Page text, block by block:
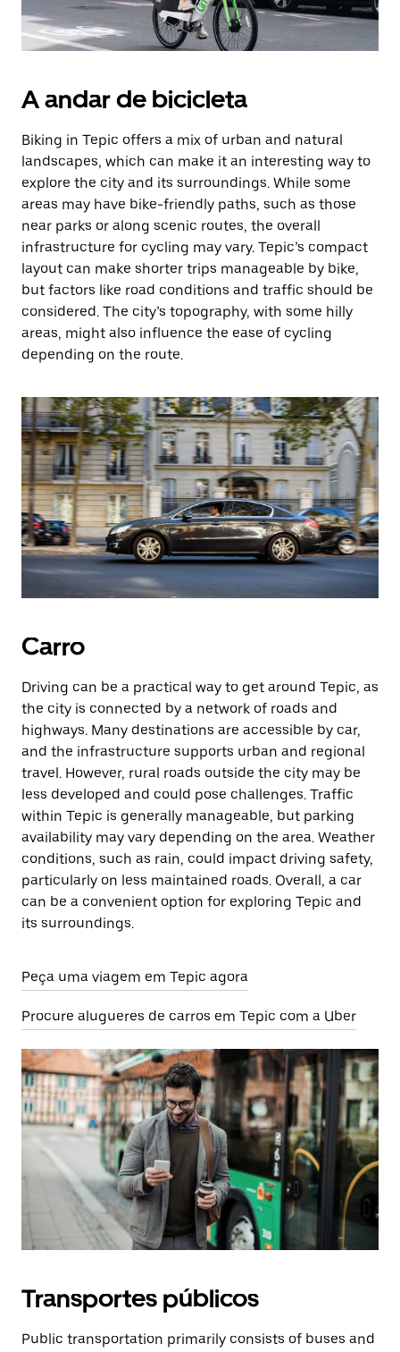
A andar de bicicleta
Biking in Tepic offers a mix of urban and natural
landscapes, which can make it an interesting way to
explore the city and its surroundings. While some
areas may have bike-friendly paths, such as those
near parks or along scenic routes, the overall
infrastructure for cycling may vary. Tepic’s compact
layout can make shorter trips manageable by bike,
but factors like road conditions and traffic should be
considered. The city’s topography, with some hilly
areas, might also influence the ease of cycling
depending on the route.
Carro
Driving can be a practical way to get around Tepic, as
the city is connected by a network of roads and
highways. Many destinations are accessible by car,
and the infrastructure supports urban and regional
travel. However, rural roads outside the city may be
less developed and could pose challenges. Traffic
within Tepic is generally manageable, but parking
availability may vary depending on the area. Weather
conditions, such as rain, could impact driving safety,
particularly on less maintained roads. Overall, a car
can be a convenient option for exploring Tepic and
its surroundings.
Peça uma viagem em Tepic agora
Procure alugueres de carros em Tepic com a Uber
Transportes públicos
Public transportation primarily consists of buses and